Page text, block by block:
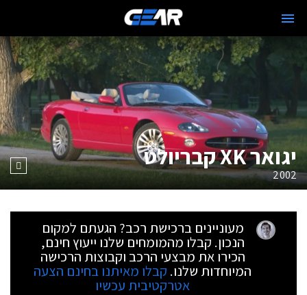
יגואר XK קבריולט
2002
מעוניינים ברכישת רכב? הגעתם למקום
הנכון. קבלו מהמומחים שלנו ייעוץ חינם,
הכירו את מבצעי הרכב וקבוצות הרכישה
המיוחדות שלנו. קבלו מאיתנו בחינם הצעה
אטרקטיבית עכשיו